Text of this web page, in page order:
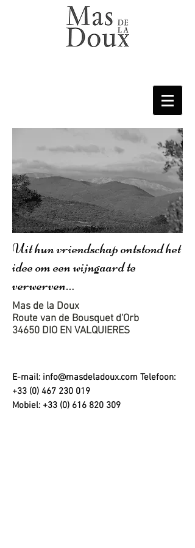
Uit hun vriendschap ontstond het
idee om een wijngaard te
verwerven…
Mas de la Doux
Route van de Bousquet d'Orb
34650 DIO EN VALQUIERES
E-mail: info@masdeladoux.com Telefoon:
+33 (0) 467 230 019
Mobiel: +33 (0) 616 820 309